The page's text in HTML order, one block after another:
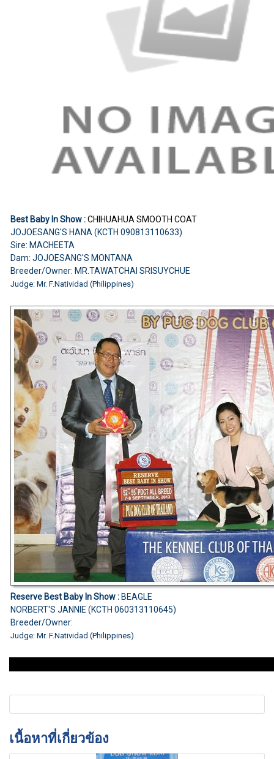
Best Baby In Show :CHIHUAHUA SMOOTH COAT
JOJOESANG'S HANA (KCTH 090813110633)
Sire: MACHEETA
Dam: JOJOESANG'S MONTANA
Breeder/Owner: MR.TAWATCHAI SRISUYCHUE
Judge: Mr. F.Natividad (Philippines)
Reserve Best Baby In Show :BEAGLE
NORBERT'S JANNIE (KCTH 060313110645)
Breeder/Owner:
Judge: Mr. F.Natividad (Philippines)
เนื้อหาที่เกี่ยวข้อง